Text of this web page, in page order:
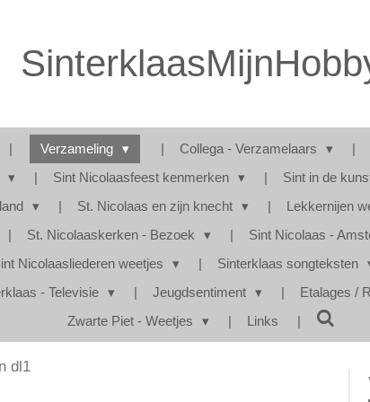
Verzameling Collega - Verzamelaars
Sint Nicolaasfeest kenmerken Sint in de
St. Nicolaas en zijn knecht Lekkernijen
St. Nicolaaskerken - Bezoek Sint Nicolaas -
Nicolaasliederen weetjes Sinterklaas songteksten
- Televisie Jeugdsentiment Etalages /
Zwarte Piet - Weetjes
Links
dl1